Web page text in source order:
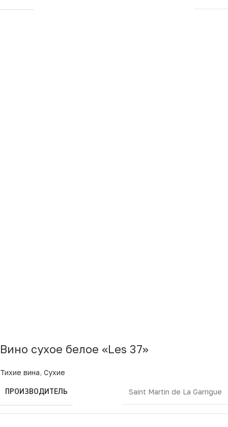
Вино сухое белое «Les 37»
Тихие вина, Сухие
ПРОИЗВОДИТЕЛЬ Saint Martin de La Garrigue